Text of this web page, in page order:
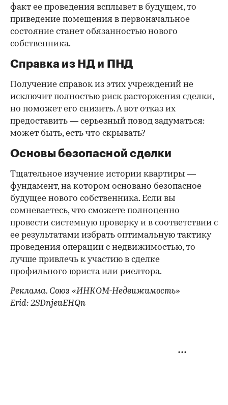
факт ее проведения всплывет в будущем, то
приведение помещения в первоначальное
состояние станет обязанностью нового
собственника.
Справка из НД и ПНД
Получение справок из этих учреждений не
исключит полностью риск расторжения сделки,
но поможет его снизить. А вот отказ их
предоставить — серьезный повод задуматься:
может быть, есть что скрывать?
Основы безопасной сделки
Тщательное изучение истории квартиры —
фундамент, на котором основано безопасное
будущее нового собственника. Если вы
сомневаетесь, что сможете полноценно
провести системную проверку и в соответствии с
ее результатами избрать оптимальную тактику
проведения операции с недвижимостью, то
лучше привлечь к участию в сделке
профильного юриста или риелтора.
Реклама. Союз «ИНКОМ-Недвижимость»
Erid: 2SDnjeuEHQn